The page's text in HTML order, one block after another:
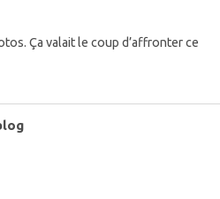
Ça valait le coup d’affronter ce